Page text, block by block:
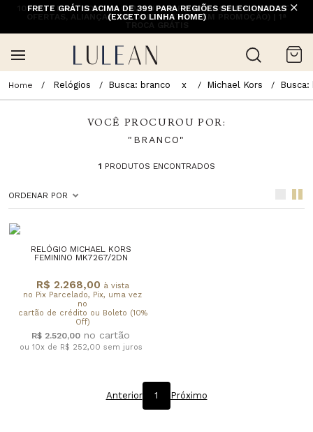
10% OFF NA 1ª COMPRA COM CUPOM PRIMEIRACOMPRA (EXCETO
OFERTAS, ALIANÇAS, RELÓGIOS E ITENS EM PROMOÇÃO) | 1ª
FRETE GRÁTIS ACIMA DE 399 PARA REGIÕES SELECIONADAS
(EXCETO LINHA HOME)
Relógios Busca: branco x Michael Kors Busca:
VOCÊ PROCUROU POR:
"BRANCO"
1 PRODUTOS ENCONTRADOS
ORDENAR POR
RELÓGIO MICHAEL KORS
FEMININO MK7267/2DN
R$ 2.268,00 à vista
no Pix Parcelado, Pix, uma vez
no
cartão de crédito ou Boleto (10%
Off)
R$ 2.520,00
ou 10x de R$ 252,00 sem juros
Anterior 1 Próximo